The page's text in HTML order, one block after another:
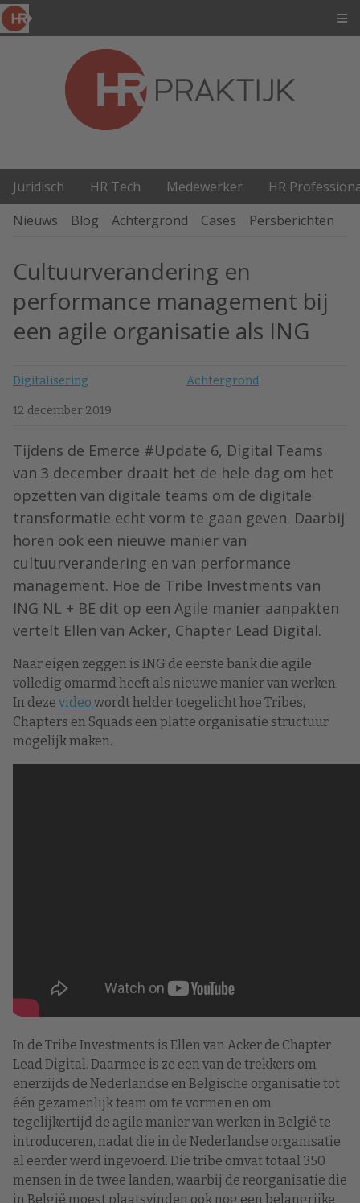
Juridisch HR Tech Medewerker
HR
Nieuws
Blog Achtergrond Cases Persberichten
Cultuurverandering en
performance management bij
een agile organisatie als ING
Digitalisering Achtergrond
12 december 2019
Tijdens de Emerce #Update 6, Digital Teams
van 3 december draait het de hele dag om het
opzetten van digitale teams om de digitale
transformatie echt vorm te gaan geven. Daarbij
horen ook een nieuwe manier van
cultuurverandering en van performance
management. Hoe de Tribe Investments van
ING NL + BE dit op een Agile manier aanpakten
vertelt Ellen van Acker, Chapter Lead Digital.
Naar eigen zeggen is ING de eerste bank die agile
volledig omarmd heeft als nieuwe manier van werken.
In deze video wordt helder toegelicht hoe Tribes,
Chapters en Squads een platte organisatie structuur
mogelijk maken.
In de Tribe Investments is Ellen van Acker de Chapter
Lead Digital. Daarmee is ze een van de trekkers om
enerzijds de Nederlandse en Belgische organisatie tot
één gezamenlijk team om te vormen en om
tegelijkertijd de agile manier van werken in België te
introduceren, nadat die in de Nederlandse organisatie
al eerder werd ingevoerd. Die tribe omvat totaal 350
mensen in de twee landen, waarbij de reorganisatie die
in België moest plaatsvinden ook nog een belangrijke